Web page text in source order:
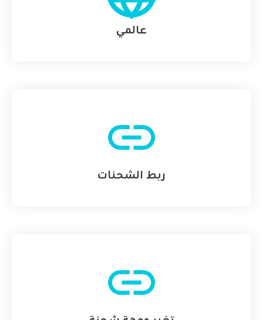
عالمي
ربط الشحنات